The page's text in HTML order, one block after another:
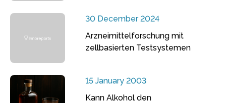
30 December 2024
Arzneimittelforschung mit
zellbasierten Testsystemen
15 January 2003
Kann Alkohol den